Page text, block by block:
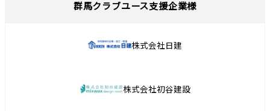
群馬クラブユース支援企業様
株式会社日建
株式会社初谷建設